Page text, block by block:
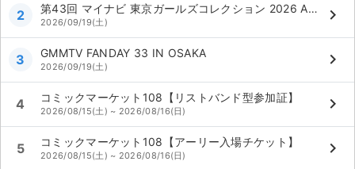
2 第43回 マイナビ 東京ガールズコレクション 2026 AUTUMN/WINTER
2026/09/19(土) keyboard_arrow_right
3 GMMTV FANDAY 33 IN OSAKA
2026/09/19(土) keyboard_arrow_right
4 コミックマーケット108【リストバンド型参加証】
2026/08/15(土) ~ 2026/08/16(日) keyboard_arrow_right
5 コミックマーケット108【アーリー入場チケット】
2026/08/15(土) ~ 2026/08/16(日) keyboard_arrow_right